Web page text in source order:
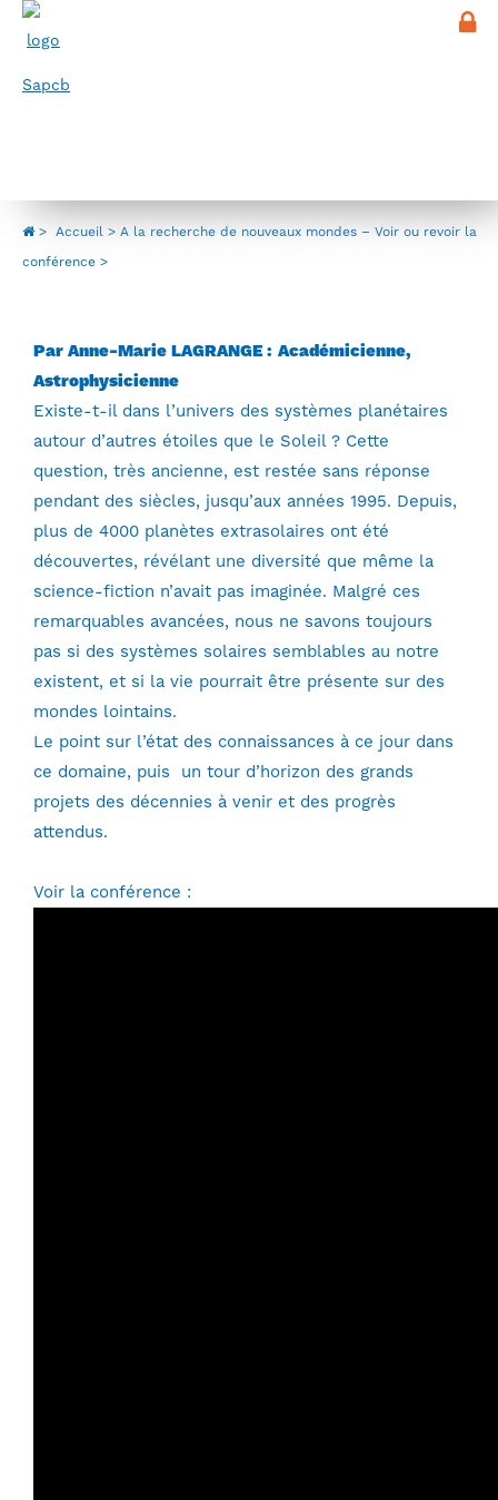
A la recherche de nouveaux mondes –
> Accueil
A la recherche de nouveaux mondes – Voir ou revoir la
conférence
Par Anne-Marie LAGRANGE : Académicienne,
Astrophysicienne
Existe-t-il dans l’univers des systèmes planétaires
autour d’autres étoiles que le Soleil ? Cette
question, très ancienne, est restée sans réponse
pendant des siècles, jusqu’aux années 1995. Depuis,
plus de 4000 planètes extrasolaires ont été
découvertes, révélant une diversité que même la
science-fiction n’avait pas imaginée. Malgré ces
remarquables avancées, nous ne savons toujours
pas si des systèmes solaires semblables au notre
existent, et si la vie pourrait être présente sur des
mondes lointains.
Le point sur l’état des connaissances à ce jour dans
ce domaine, puis un tour d’horizon des grands
projets des décennies à venir et des progrès
attendus.
Voir la conférence :
Panneau de gestion des cookies